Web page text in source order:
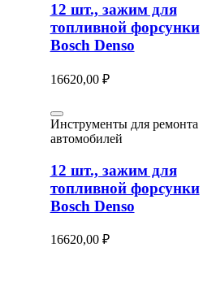
12 шт., зажим для
топливной форсунки
Bosch Denso
16620,00 ₽
Инструменты для ремонта
автомобилей
12 шт., зажим для
топливной форсунки
Bosch Denso
16620,00 ₽